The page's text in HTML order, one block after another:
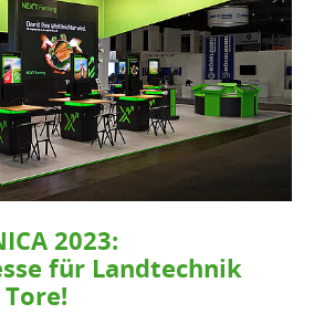
2023:
für Landtechnik